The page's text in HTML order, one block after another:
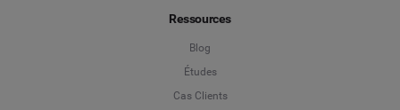
Ressources
Blog
Études
Cas Clients